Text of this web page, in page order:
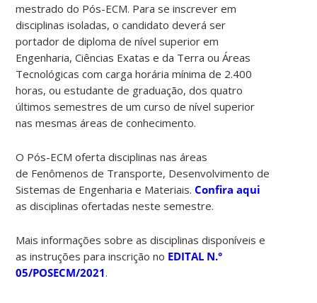
mestrado do Pós-ECM. Para se inscrever em
disciplinas isoladas, o candidato deverá ser
portador de diploma de nível superior em
Engenharia, Ciências Exatas e da Terra ou Áreas
Tecnológicas com carga horária mínima de 2.400
horas, ou estudante de graduação, dos quatro
últimos semestres de um curso de nível superior
nas mesmas áreas de conhecimento.
O Pós-ECM oferta disciplinas nas áreas
de Fenômenos de Transporte, Desenvolvimento de
Sistemas de Engenharia e Materiais.Confira aqui
as disciplinas ofertadas neste semestre.
Mais informações sobre as disciplinas disponíveis e
as instruções para inscrição no EDITAL N.°
05/POSECM/2021.